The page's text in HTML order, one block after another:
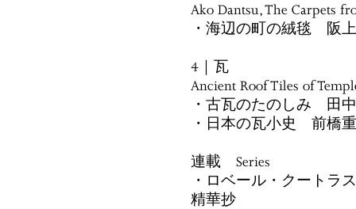
Ako Dantsu, The Carpets
・海辺の町の絨毯 阪
4｜瓦
Ancient Roof Tiles of
・古瓦のたのしみ 田
・日本の瓦小史 前橋
連載 Series
・ロベール・クートラ
精華抄